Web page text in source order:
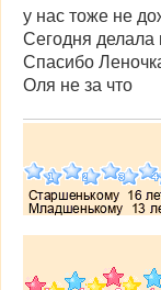
у нас тоже не
Сегодня делала
Спасибо
Оля не за что